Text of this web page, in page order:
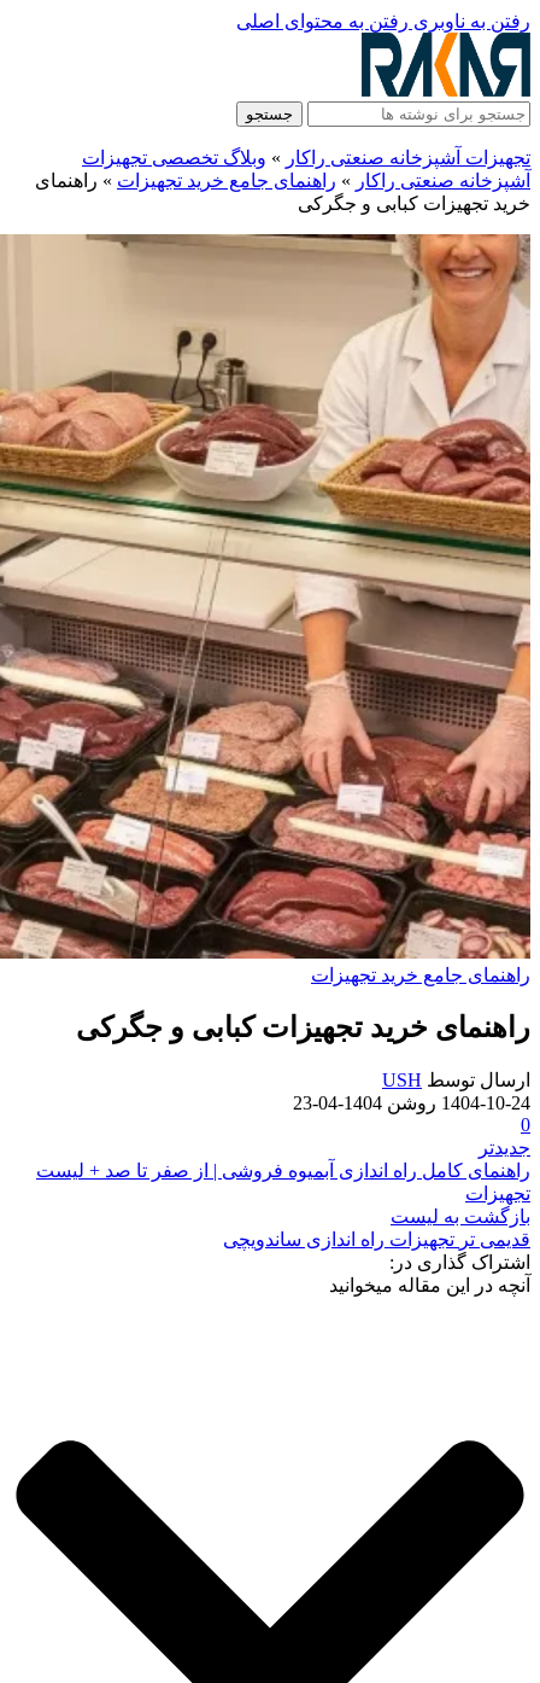
رفتن به ناوبری رفتن به محتوای اصلی
جستجو
تجهیزات آشپزخانه صنعتی راکار » وبلاگ تخصصی تجهیزات
آشپزخانه صنعتی راکار » راهنمای جامع خرید تجهیزات » راهنمای
خرید تجهیزات کبابی و جگرکی
راهنمای جامع خرید تجهیزات
راهنمای خرید تجهیزات کبابی و جگرکی
ارسال توسط USH
1404-10-24 روشن 1404-04-23
0
جدیدتر
راهنمای کامل راه‌ اندازی آبمیوه فروشی | از صفر تا صد + لیست
تجهیزات
بازگشت به لیست
قدیمی تر تجهیزات راه اندازی ساندویچی
اشتراک گذاری در:
آنچه در این مقاله میخوانید